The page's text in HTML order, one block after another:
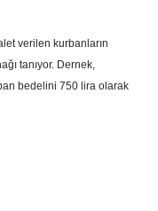
verilen kurbanların
tanıyor. Dernek,
bedelini 750 lira olarak